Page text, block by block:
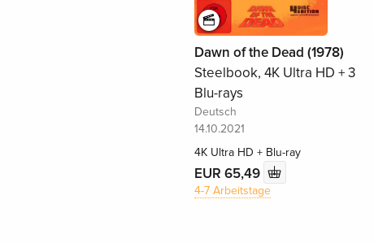
Dawn of the Dead (1978)
Steelbook, 4K Ultra HD + 3
Blu-rays
Deutsch
14.10.2021
4K Ultra HD + Blu-ray
EUR 65,49
4-7 Arbeitstage